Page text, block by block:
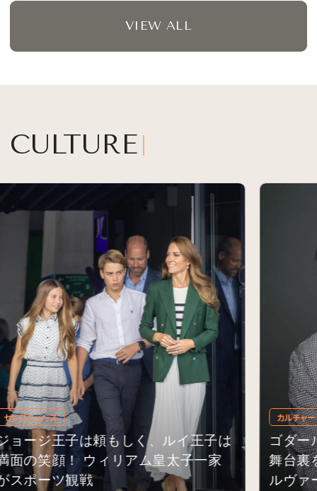
VIEW ALL
CULTURE
頼もしく、ルイ王子は
ウィリアム皇太子一家
カルチャートピックス
ゴダールの名作『
舞台裏を描く青春
ルヴァーグ』のリ